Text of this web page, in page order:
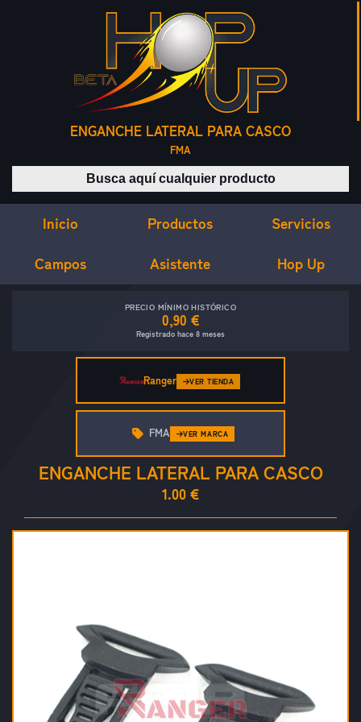
ENGANCHE LATERAL PARA CASCO
FMA
Buscar productos
Inicio Productos Servicios
Campos Asistente Hop Up
PRECIO MÍNIMO HISTÓRICO
0,90 €
Registrado hace 8 meses
Ranger VER TIENDA
ENGANCHE LATERAL PARA CASCO
1.00 €
FMA VER MARCA